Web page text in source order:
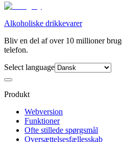
Alkoholiske drikkevarer
Bliv en del af over 10 millioner
telefon.
Select language
Produkt
Webversion
Funktioner
Ofte stillede spørgsmål
Oversættelsesfællesskab